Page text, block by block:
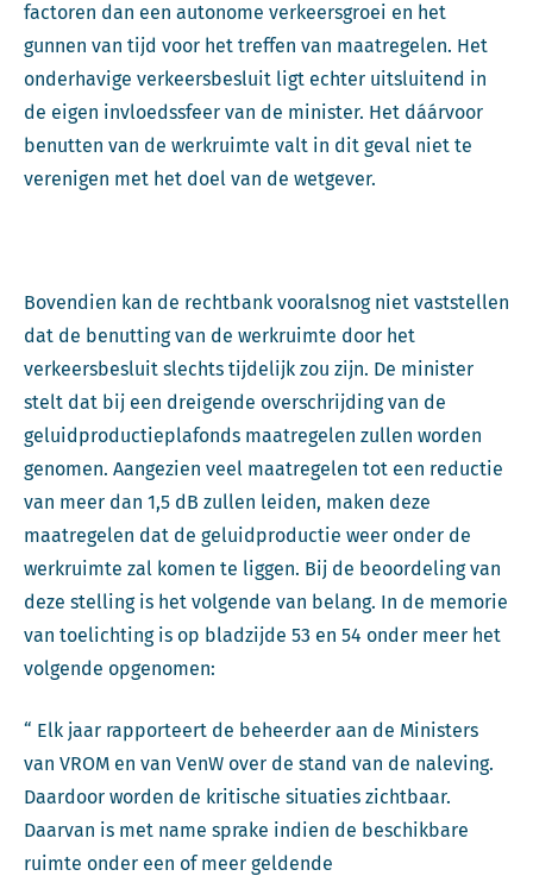
factoren dan een autonome verkeersgroei en het
gunnen van tijd voor het treffen van maatregelen. Het
onderhavige verkeersbesluit ligt echter uitsluitend in
de eigen invloedssfeer van de minister. Het dáárvoor
benutten van de werkruimte valt in dit geval niet te
verenigen met het doel van de wetgever.
Bovendien kan de rechtbank vooralsnog niet vaststellen
dat de benutting van de werkruimte door het
verkeersbesluit slechts tijdelijk zou zijn. De minister
stelt dat bij een dreigende overschrijding van de
geluidproductieplafonds maatregelen zullen worden
genomen. Aangezien veel maatregelen tot een reductie
van meer dan 1,5 dB zullen leiden, maken deze
maatregelen dat de geluidproductie weer onder de
werkruimte zal komen te liggen. Bij de beoordeling van
deze stelling is het volgende van belang. In de memorie
van toelichting is op bladzijde 53 en 54 onder meer het
volgende opgenomen:
“ Elk jaar rapporteert de beheerder aan de Ministers
van VROM en van VenW over de stand van de naleving.
Daardoor worden de kritische situaties zichtbaar.
Daarvan is met name sprake indien de beschikbare
ruimte onder een of meer geldende